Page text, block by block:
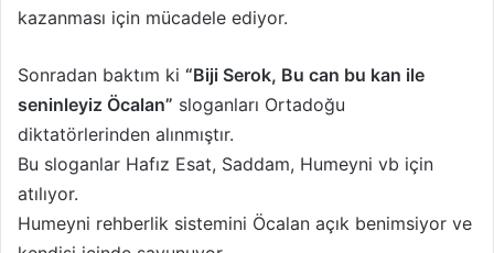
kazanması için mücadele ediyor.
Sonradan baktım ki “Biji Serok, Bu can bu kan ile
seninleyiz Öcalan” sloganları Ortadoğu
diktatörlerinden alınmıştır.
Bu sloganlar Hafız Esat, Saddam, Humeyni vb için
atılıyor.
Humeyni rehberlik sistemini Öcalan açık benimsiyor ve